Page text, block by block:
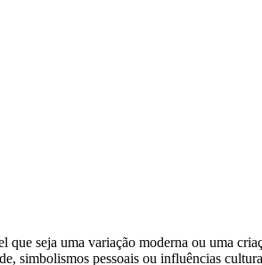
seja uma variação moderna ou uma
simbolismos pessoais ou influências